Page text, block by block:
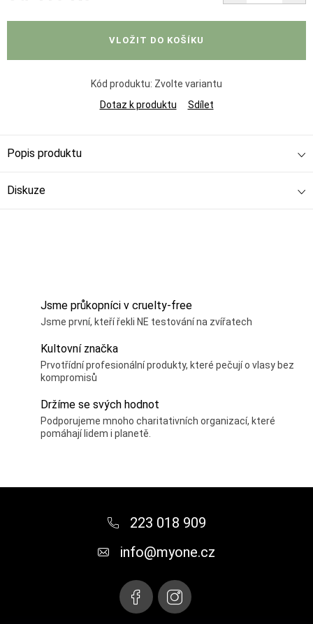
VLOŽIT DO KOŠÍKU
Kód produktu: Zvolte variantu
Dotaz k produktu
Sdílet
Popis produktu
Diskuze
Jsme průkopníci v cruelty-free
Jsme první, kteří řekli NE testování na zvířatech
Kultovní značka
Prvotřídní profesionální produkty, které pečují o vlasy bez
kompromisů
Držíme se svých hodnot
Podporujeme mnoho charitativních organizací, které
pomáhají lidem i planetě.
223 018 909
info@myone.cz